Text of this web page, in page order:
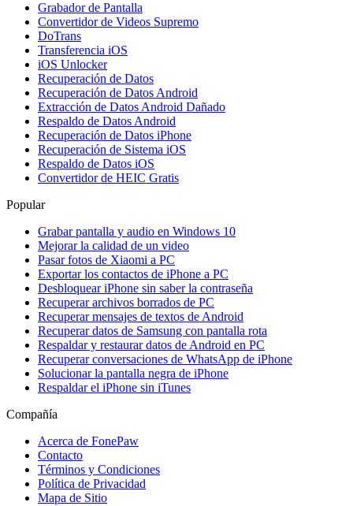
Grabador de Pantalla
Convertidor de Videos Supremo
DoTrans
Transferencia iOS
iOS Unlocker
Recuperación de Datos
Recuperación de Datos Android
Extracción de Datos Android Dañado
Respaldo de Datos Android
Recuperación de Datos iPhone
Recuperación de Sistema iOS
Respaldo de Datos iOS
Convertidor de HEIC Gratis
Popular
Grabar pantalla y audio en Windows 10
Mejorar la calidad de un video
Pasar fotos de Xiaomi a PC
Exportar los contactos de iPhone a PC
Desbloquear iPhone sin saber la contraseña
Recuperar archivos borrados de PC
Recuperar mensajes de textos de Android
Recuperar datos de Samsung con pantalla rota
Respaldar y restaurar datos de Android en PC
Recuperar conversaciones de WhatsApp de iPhone
Solucionar la pantalla negra de iPhone
Respaldar el iPhone sin iTunes
Compañía
Acerca de FonePaw
Contacto
Términos y Condiciones
Política de Privacidad
Mapa de Sitio